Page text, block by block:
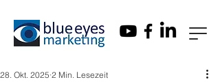
28. Okt. 2025 2 Min. Lesezeit